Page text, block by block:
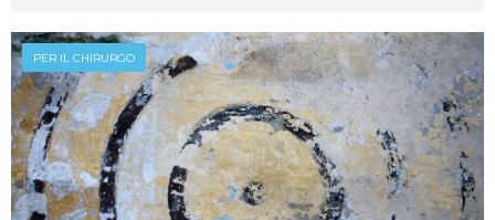
PER IL CHIRURGO